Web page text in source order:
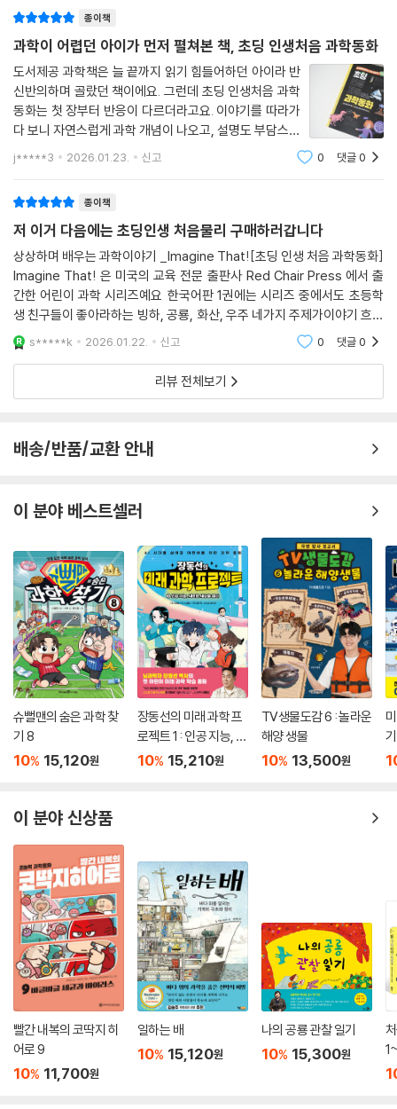
종이책
과학이 어렵던 아이가 먼저 펼쳐본 책, 초딩 인생처음 과학동화
도서제공 과학책은 늘 끝까지 읽기 힘들어하던 아이라 반
신반의하며 골랐던 책이에요. 그런데 초딩 인생처음 과학
동화는 첫 장부터 반응이 다르더라고요. 이야기를 따라가
다 보니 자연스럽게 과학 개념이 나오고, 설명도 부담스럽
지 않아서 아이가 스스로 읽기 시작했어요. 남극 이야기에
서는 펭귄이 빙하 아래로 들어가 먹이를 먹는 장면을 특히
j*****3 2026.01.23. 신고 0 댓글0
종이책
저 이거 다음에는 초딩인생 처음물리 구매하러갑니다
상상하며 배우는 과학이야기 _Imagine That![초딩 인생 처음 과학동화]
Imagine That! 은 미국의 교육 전문 출판사 Red Chair Press 에서 출
간한 어린이 과학 시리즈예요 한국어판 1권에는 시리즈 중에서도 초등학
생 친구들이 좋아라하는 빙하, 공룡, 화산, 우주 네가지 주제가이야기 흐름
속에서 상상력-＞탐구-＞지식 순으로공부가 아닌 아이 스스로 발견할 수
있도록 씌여져 있어요이
s*****k 2026.01.22. 신고 0 댓글0
리뷰 전체보기
배송/반품/교환 안내
이 분야 베스트셀러
슈뻘맨의 숨은 과학 찾
기 8
10% 15,120원
장동선의 미래 과학 프
로젝트 1 : 인공 지능, 새
로운 세상을 열다
10% 15,210원
TV생물도감 6 : 놀라운
해양 생물
10% 13,500원
이 분야 신상품
빨간 내복의 코딱지 히
어로 9
10% 11,700원
일하는 배
10% 15,120원
나의 공룡 관찰 일기
10% 15,300원